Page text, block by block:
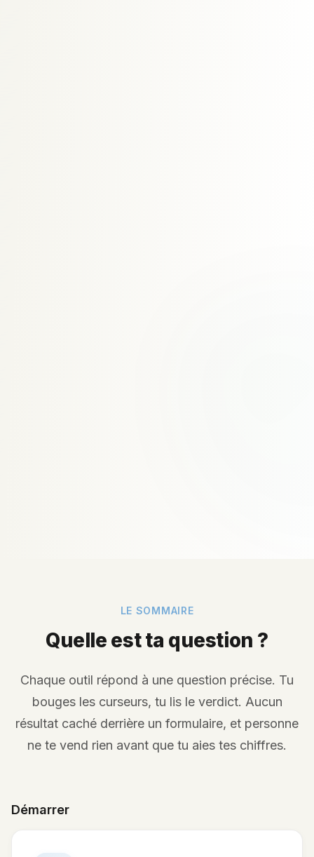
LE SOMMAIRE
Quelle est ta question ?
Chaque outil répond à une question précise. Tu
bouges les curseurs, tu lis le verdict. Aucun
résultat caché derrière un formulaire, et personne
ne te vend rien avant que tu aies tes chiffres.
Démarrer